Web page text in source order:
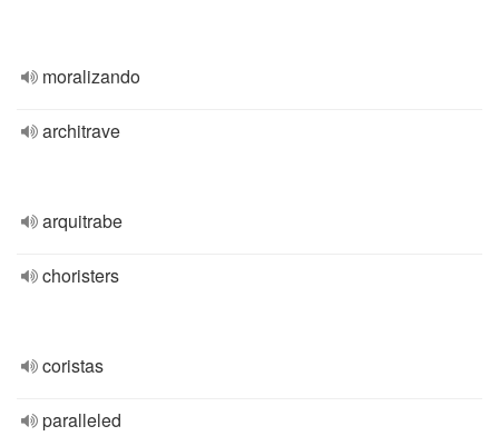
moralizando
architrave
arquitrabe
choristers
coristas
paralleled